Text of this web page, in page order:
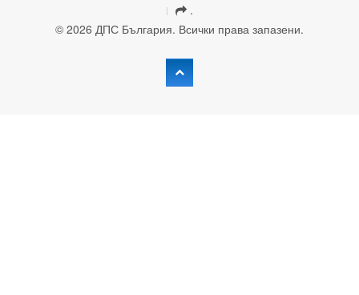
.
© 2026 ДПС България. Всички права запазени.